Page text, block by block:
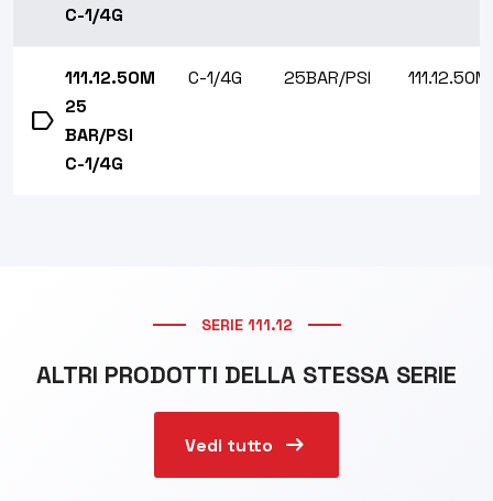
C-1/4G
label
111.12.50M
25
BAR/PSI
C-1/4G
C-1/4G 25BAR/PSI 111.12.50M
SERIE 111.12
ALTRI PRODOTTI DELLA STESSA SERIE
Vedi tutto arrow_right_alt